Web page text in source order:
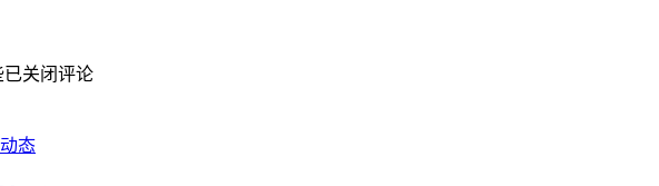
已关闭评论
态